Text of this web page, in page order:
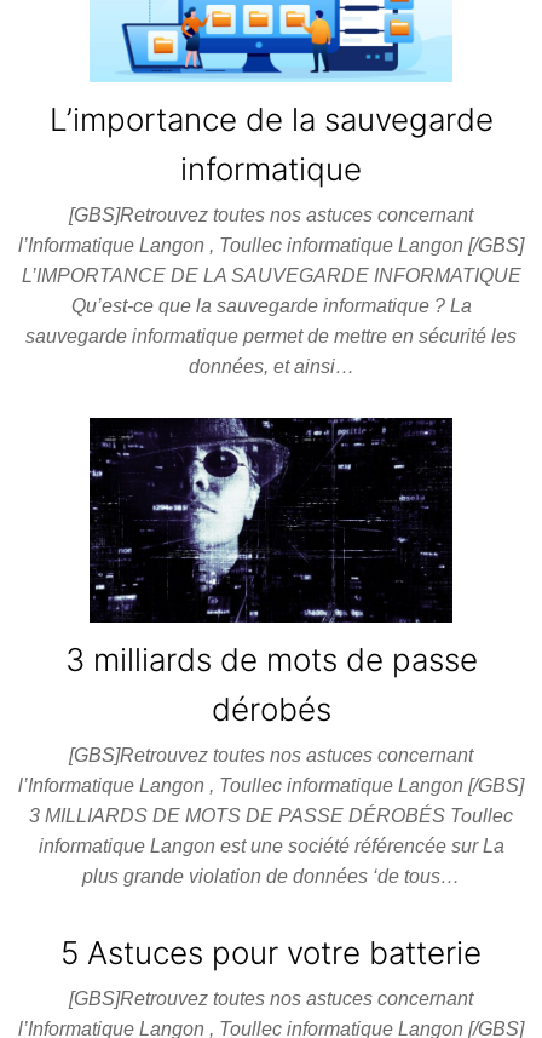
L’importance de la sauvegarde
informatique
[GBS]Retrouvez toutes nos astuces concernant
l’Informatique Langon , Toullec informatique Langon [/GBS]
L’IMPORTANCE DE LA SAUVEGARDE INFORMATIQUE
Qu’est-ce que la sauvegarde informatique ? La
sauvegarde informatique permet de mettre en sécurité les
données, et ainsi…
3 milliards de mots de passe
dérobés
[GBS]Retrouvez toutes nos astuces concernant
l’Informatique Langon , Toullec informatique Langon [/GBS]
3 MILLIARDS DE MOTS DE PASSE DÉROBÉS Toullec
informatique Langon est une société référencée sur La
plus grande violation de données ‘de tous…
5 Astuces pour votre batterie
[GBS]Retrouvez toutes nos astuces concernant
l’Informatique Langon , Toullec informatique Langon [/GBS]